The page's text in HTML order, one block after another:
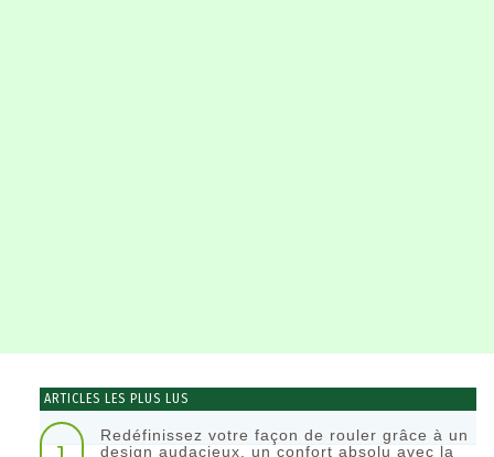
ARTICLES LES PLUS LUS
Redéfinissez votre façon de rouler grâce à un
design audacieux, un confort absolu avec la